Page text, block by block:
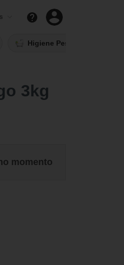
Higiene Pessoal
3kg
momento